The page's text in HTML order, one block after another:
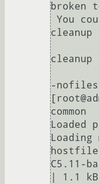
broken
cleanup
cleanup
-
common
Loading
hostfile
C5.11-
| 1.1